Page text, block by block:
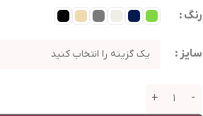
رنگ
سایز